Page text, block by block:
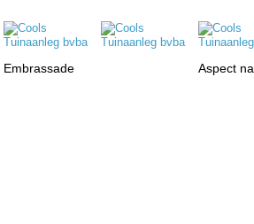
Embrassade Aspect